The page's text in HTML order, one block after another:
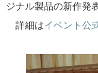
ジナル製品の新作発
詳細はイベント公